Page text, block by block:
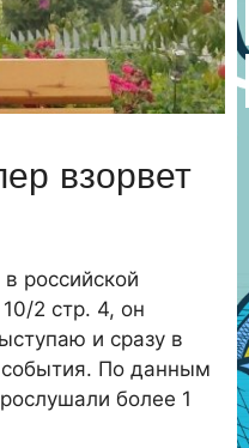
взорвет
российской
2 стр. 4, он
и сразу в
события. По данным
более 1